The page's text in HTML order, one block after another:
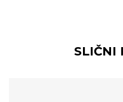
SLIČNI